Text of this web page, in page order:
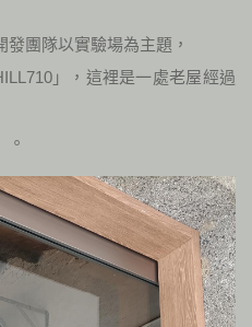
團隊以實驗場為主題，
」，這裡是一處老屋經過
。